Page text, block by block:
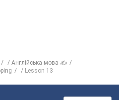
Англійська мова ✍
Lesson 13